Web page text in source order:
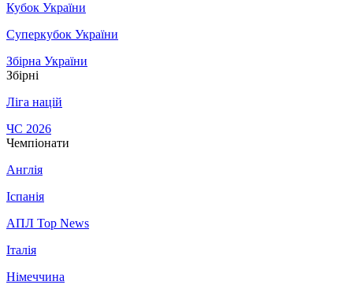
Кубок України
Суперкубок України
Збірна України
Збірні
Ліга націй
ЧС 2026
Чемпіонати
Англія
Іспанія
АПЛ Top News
Італія
Німеччина